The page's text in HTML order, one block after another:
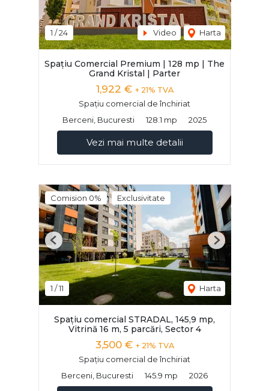
1 /24 Video Harta
Spațiu Comercial Premium | 128 mp | The
Grand Kristal | Parter
1,922 € + 21% TVA
Spațiu comercial de închiriat
Berceni, Bucuresti
128.1 mp 2025
Vezi mai multe detalii
Comision 0% Exclusivitate
1 /11 Harta
Previous Next
Spațiu comercial STRADAL, 145,9 mp,
Vitrină 16 m, 5 parcări, Sector 4
3,500 € + 21% TVA
Spațiu comercial de închiriat
Berceni, Bucuresti
145.9 mp 2026